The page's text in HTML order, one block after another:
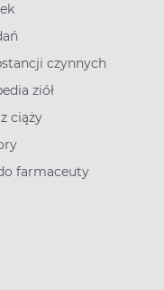
czynnych
ziół
ciąży
farmaceuty